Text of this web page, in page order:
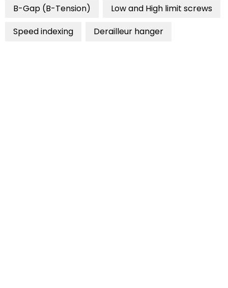
B-Gap (B-Tension)
Low and High limit screws
Speed indexing
Derailleur hanger